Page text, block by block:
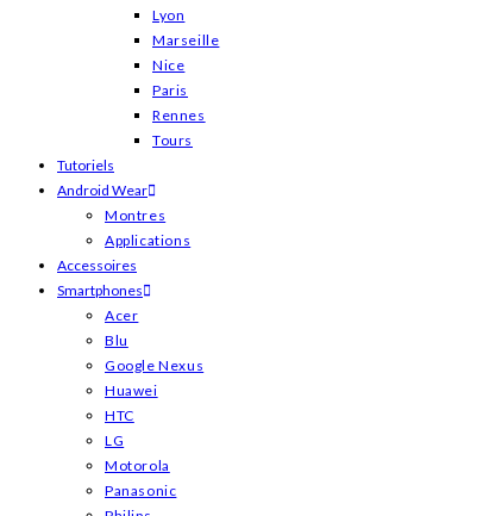
Lyon
Marseille
Nice
Paris
Rennes
Tours
Tutoriels
Android Wear
Montres
Applications
Accessoires
Smartphones
Acer
Blu
Google Nexus
Huawei
HTC
LG
Motorola
Panasonic